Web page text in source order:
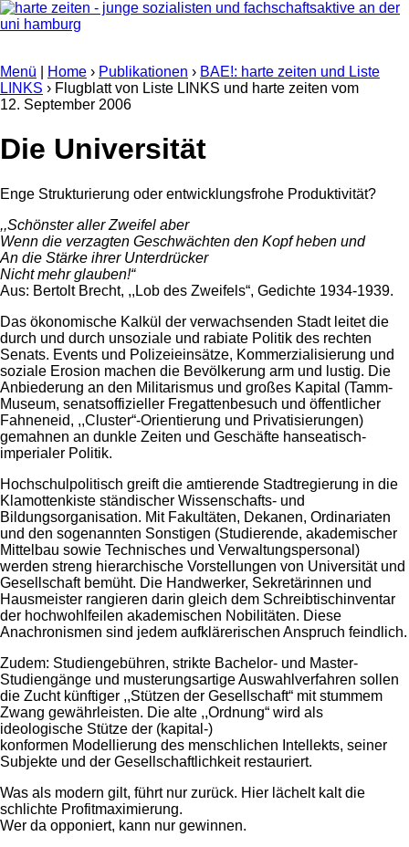
Menü Home › Publikationen › BAE!: harte zeiten und Liste
LINKS › Flugblatt von Liste LINKS und harte zeiten vom
12. September 2006
Die Universität
Enge Strukturierung oder entwicklungsfrohe Produktivität?
,,Schönster aller Zweifel aber
Wenn die verzagten Geschwächten den Kopf heben und
An die Stärke ihrer Unterdrücker
Nicht mehr glauben!“
Aus: Bertolt Brecht, ,,Lob des Zweifels“, Gedichte 1934-1939.
Das ökonomische Kalkül der verwachsenden Stadt leitet die
durch und durch unsoziale und rabiate Politik des rechten
Senats. Events und Polizeieinsätze, Kommerzialisierung und
soziale Erosion machen die Bevölkerung arm und lustig. Die
Anbiederung an den Militarismus und großes Kapital (Tamm-
Museum, senatsoffizieller Fregattenbesuch und öffentlicher
Fahneneid, ,,Cluster“-Orientierung und Privatisierungen)
gemahnen an dunkle Zeiten und Geschäfte hanseatisch-
imperialer Politik.
Hochschulpolitisch greift die amtierende Stadtregierung in die
Klamottenkiste ständischer Wissenschafts- und
Bildungsorganisation. Mit Fakultäten, Dekanen, Ordinariaten
und den sogenannten Sonstigen (Studierende, akademischer
Mittelbau sowie Technisches und Verwaltungspersonal)
werden streng hierarchische Vorstellungen von Universität und
Gesellschaft bemüht. Die Handwerker, Sekretärinnen und
Hausmeister rangieren darin gleich dem Schreibtischinventar
der hochwohlfeilen akademischen Nobilitäten. Diese
Anachronismen sind jedem aufklärerischen Anspruch feindlich.
Zudem: Studiengebühren, strikte Bachelor- und Ma­ster-
Studiengänge und musterungsartige Auswahlverfahren sollen
die Zucht künftiger ,,Stützen der Gesellschaft“ mit stummem
Zwang gewährleisten. Die alte ,,Ordnung“ wird als
ideologische Stütze der (kapital-)
konformen Modellierung des menschlichen Intellekts, seiner
Subjekte und der Gesellschaftlichkeit restauriert.
Was als modern gilt, führt nur zurück. Hier lächelt kalt die
schlichte Profitmaximierung.
Wer da opponiert, kann nur gewinnen.